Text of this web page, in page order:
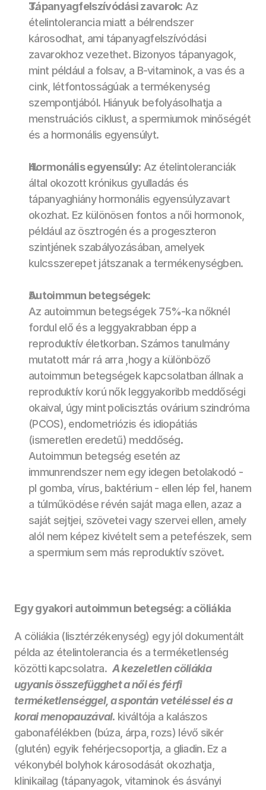
Tápanyagfelszívódási zavarok: Az
ételintolerancia miatt a bélrendszer
károsodhat, ami tápanyagfelszívódási
zavarokhoz vezethet. Bizonyos tápanyagok,
mint például a folsav, a B-vitaminok, a vas és a
cink, létfontosságúak a termékenység
szempontjából. Hiányuk befolyásolhatja a
menstruációs ciklust, a spermiumok minőségét
és a hormonális egyensúlyt.
Hormonális egyensúly: Az ételintoleranciák
által okozott krónikus gyulladás és
tápanyaghiány hormonális egyensúlyzavart
okozhat. Ez különösen fontos a női hormonok,
például az ösztrogén és a progeszteron
szintjének szabályozásában, amelyek
kulcsszerepet játszanak a termékenységben.
Autoimmun betegségek:
Az autoimmun betegségek 75%-ka nőknél
fordul elő és a leggyakrabban épp a
reproduktív életkorban. Számos tanulmány
mutatott már rá arra ,hogy a különböző
autoimmun betegségek kapcsolatban állnak a
reproduktív korú nők leggyakoribb meddőségi
okaival, úgy mintpolicisztás ovárium szindróma
(PCOS), endometriózis és idiopátiás
(ismeretlen eredetű) meddőség.
Autoimmun betegség esetén az
immunrendszer nem egy idegen betolakodó -
pl gomba, vírus, baktérium - ellen lép fel, hanem
a túlműködése révén saját maga ellen, azaz a
saját sejtjei, szövetei vagy szervei ellen, amely
alól nem képez kivételt sem a petefészek, sem
a spermium sem más reproduktív szövet.
Egy gyakori autoimmun betegség: a cöliákia
A cöliákia (lisztérzékenység) egy jól dokumentált
példa az ételintolerancia és a terméketlenség
közötti kapcsolatra. A kezeletlen cöliákia
ugyanis összefügghet a női és férfi
terméketlenséggel, a spontán vetéléssel és a
korai menopauzával. kiváltója a kalászos
gabonafélékben (búza, árpa, rozs) lévő sikér
(glutén) egyik fehérjecsoportja, a gliadin. Ez a
vékonybél bolyhok károsodását okozhatja,
klinikailag (tápanyagok, vitaminok és ásványi